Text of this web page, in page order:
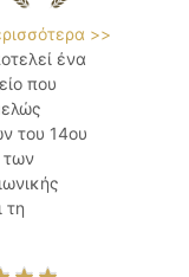
>>
ένα
που
του 14ου
των
τη